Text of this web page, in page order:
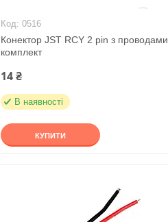
0516
Конектор JST RCY 2 pin з проводами
комплект
14 ₴
В наявності
КУПИТИ